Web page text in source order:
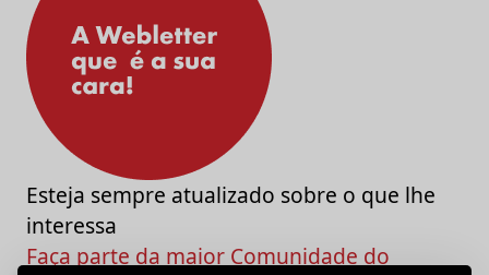
Esteja sempre atualizado sobre o que lhe
interessa
Faça parte da maior Comunidade do